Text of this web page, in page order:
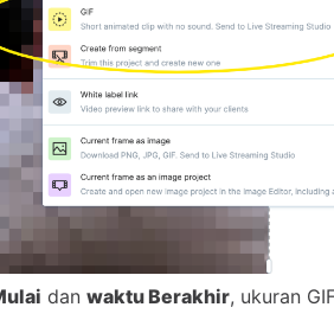
dan waktu Berakhir, ukuran